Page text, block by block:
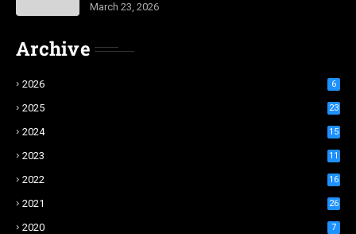
March 23, 2026
Archive
2026 6
2025 23
2024 15
2023 11
2022 16
2021 26
2020 7